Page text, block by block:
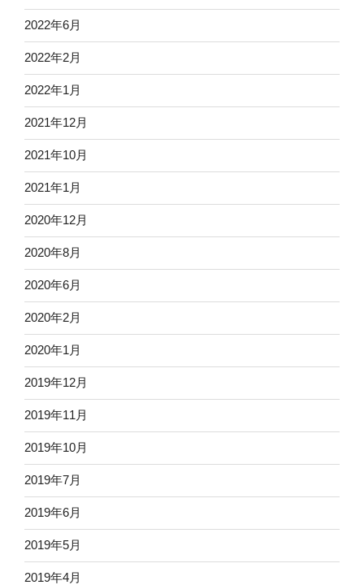
2022年6月
2022年2月
2022年1月
2021年12月
2021年10月
2021年1月
2020年12月
2020年8月
2020年6月
2020年2月
2020年1月
2019年12月
2019年11月
2019年10月
2019年7月
2019年6月
2019年5月
2019年4月